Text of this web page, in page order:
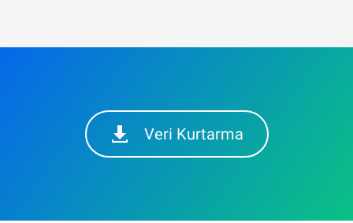
Veri Kurtarma